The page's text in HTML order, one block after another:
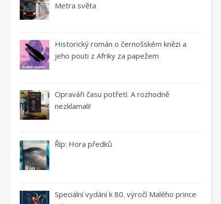
Metra světa
Historický román o černošském knězi a
jeho pouti z Afriky za papežem
Opraváři času potřetí. A rozhodně
nezklamali!
Říp: Hora předků
Speciální vydání k 80. výročí Malého prince